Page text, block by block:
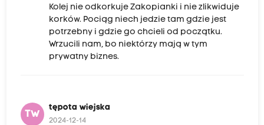
Kolej nie odkorkuje Zakopianki i nie zlikwiduje
korków. Pociąg niech jedzie tam gdzie jest
potrzebny i gdzie go chcieli od początku.
Wrzucili nam, bo niektórzy mają w tym
prywatny biznes.
TW
tępota wiejska
2024-12-14